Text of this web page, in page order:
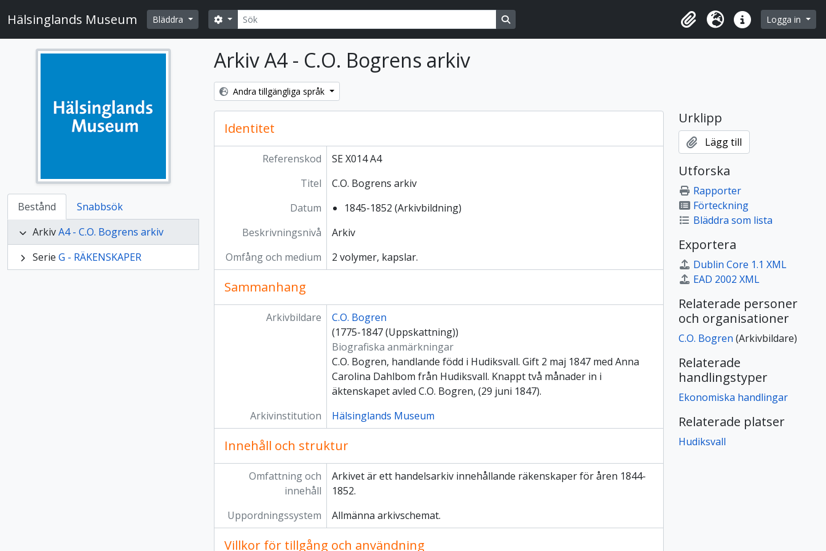
Hälsinglands Museum Bläddra SökSearch options Search in browse page
UrklippSpråk Snabblänkar
Logga in
Bestånd
Snabbsök
ArkivA4 - C.O. Bogrens arkiv
Serie G - RÄKENSKAPER
Arkiv A4 - C.O. Bogrens arkiv
Andra tillgängliga språk
Identitet
Referenskod
SE X014 A4
Titel
C.O. Bogrens arkiv
Datum
1845-1852 (Arkivbildning)
Beskrivningsnivå
Arkiv
Omfång och medium
2 volymer, kapslar.
Sammanhang
Arkivbildare
C.O. Bogren
(1775-1847 (Uppskattning))
Biografiska anmärkningar
C.O. Bogren, handlande född i Hudiksvall. Gift 2 maj 1847 med Anna
Carolina Dahlbom från Hudiksvall. Knappt två månader in i
äktenskapet avled C.O. Bogren, (29 juni 1847).
Arkivinstitution
Hälsinglands Museum
Innehåll och struktur
Omfattning och
innehåll
Arkivet är ett handelsarkiv innehållande räkenskaper för åren 1844-
1852.
Uppordningssystem
Allmänna arkivschemat.
Villkor för tillgång och användning
Urklipp
Lägg till
Utforska
Rapporter
Förteckning
Bläddra som lista
Exportera
Dublin Core 1.1 XML
EAD 2002 XML
Relaterade personer
och organisationer
C.O. Bogren (Arkivbildare)
Relaterade
handlingstyper
Ekonomiska handlingar
Relaterade platser
Hudiksvall